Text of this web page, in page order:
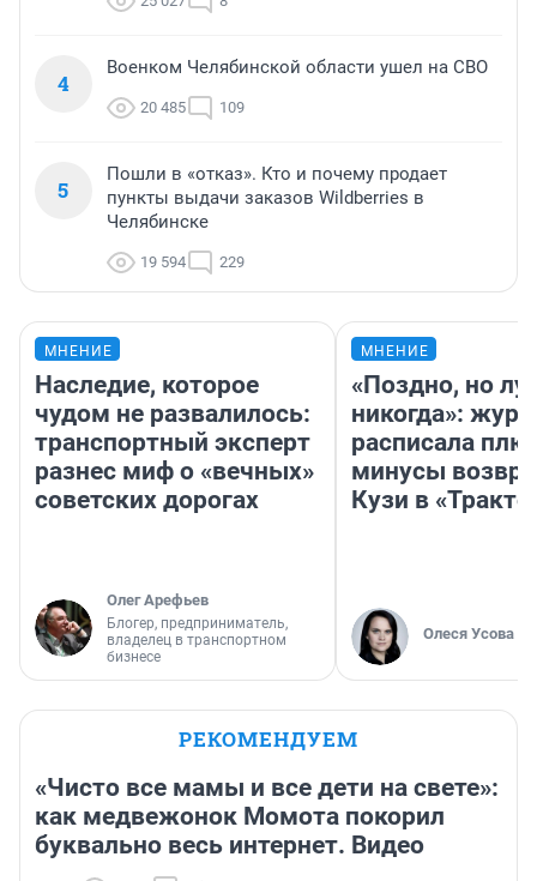
4
Военком Челябинской области ушел на СВО
20 485 109
5
Пошли в «отказ». Кто и почему продает
пункты выдачи заказов Wildberries в
Челябинске
19 594 229
МНЕНИЕ
Наследие, которое
чудом не развалилось:
транспортный эксперт
разнес миф о «вечных»
советских дорогах
Олег Арефьев
Блогер, предприниматель,
владелец в транспортном
бизнесе
МНЕНИЕ
«Поздно, но
никогда»:
расписала
минусы
Кузи в
Олеся Усова
РЕКОМЕНДУЕМ
«Чисто все мамы и все дети на свете»:
как медвежонок Момота покорил
буквально весь интернет. Видео